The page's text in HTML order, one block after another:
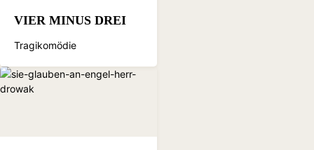
VIER MINUS DREI
Tragikomödie